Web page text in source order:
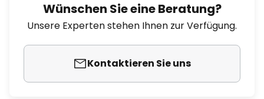
Wünschen Sie eine Beratung?
Unsere Experten stehen Ihnen zur Verfügung.
Kontaktieren Sie uns